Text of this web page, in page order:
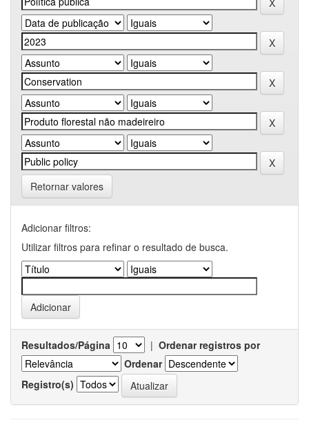
Retornar valores
Adicionar filtros:
Utilizar filtros para refinar o resultado de busca.
Resultados/Página | Ordenar registros por
Ordenar
Registro(s)